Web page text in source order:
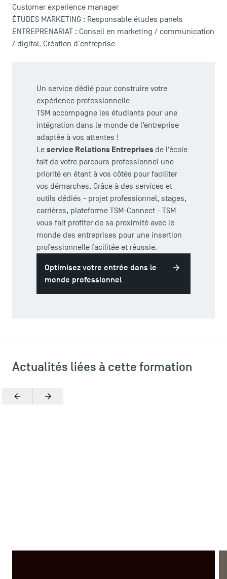
ACCÈS DIRECTS
Actualités
Agenda
Recrutement
Brochures
Logos et identité graphique
Presse
Plans et accès à TSM
Un service dédié pour construire votre
expérience professionnelle
TSM accompagne les étudiants pour une
intégration dans le monde de l’entreprise
adaptée à vos attentes !
Le service Relations Entreprises de l’école
fait de votre parcours professionnel une
priorité en étant à vos côtés pour faciliter
vos démarches. Grâce à des services et
outils dédiés - projet professionnel, stages,
carrières, plateforme TSM-Connect - TSM
vous fait profiter de sa proximité avec le
monde des entreprises pour une insertion
professionnelle facilitée et réussie.
Optimisez votre entrée dans le
monde professionnel
Customer experience manager
ÉTUDES MARKETING : Responsable études panels
ENTREPRENARIAT : Conseil en marketing / communication
/ digital. Création d'entreprise
Actualités liées à cette formation
PrécédentSuivant